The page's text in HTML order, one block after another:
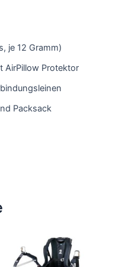
je 12 Gramm)
AirPillow Protektor
Packsack